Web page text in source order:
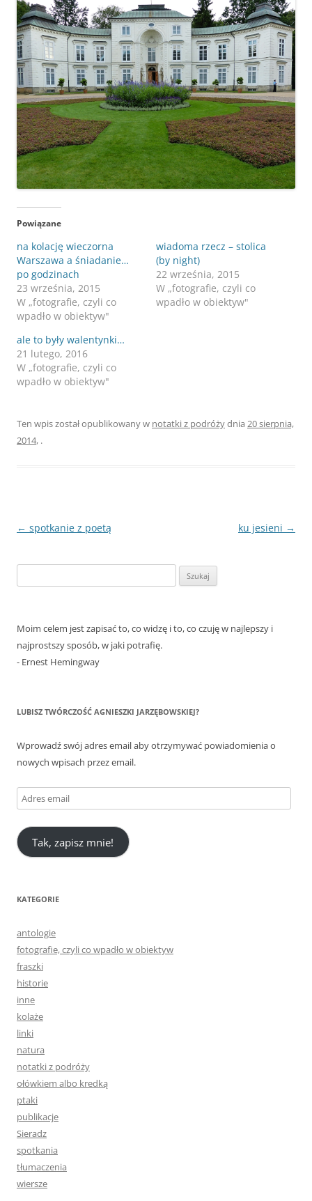
Powiązane
na kolację wieczorna
Warszawa a śniadanie…
po godzinach
23 września, 2015
W „fotografie, czyli co
wpadło w obiektyw"
wiadoma rzecz – stolica
(by night)
22 września, 2015
W „fotografie, czyli co
wpadło w obiektyw"
ale to były walentynki…
21 lutego, 2016
W „fotografie, czyli co
wpadło w obiektyw"
Ten wpis został opublikowany w notatki z podróżydnia 20 sierpnia,
2014, .
Nawigacja
← spotkanie z poetą ku jesieni →
Moim celem jest zapisać to, co widzę i to, co czuję w najlepszy i
najprostszy sposób, w jaki potrafię.
- Ernest Hemingway
LUBISZ TWÓRCZOŚĆ AGNIESZKI JARZĘBOWSKIEJ?
Wprowadź swój adres email aby otrzymywać powiadomienia o
nowych wpisach przez email.
Adres
email
Tak, zapisz mnie!
KATEGORIE
antologie
fotografie, czyli co wpadło w obiektyw
fraszki
historie
inne
kolaże
linki
natura
notatki z podróży
ołówkiem albo kredką
ptaki
publikacje
Sieradz
spotkania
tłumaczenia
wiersze